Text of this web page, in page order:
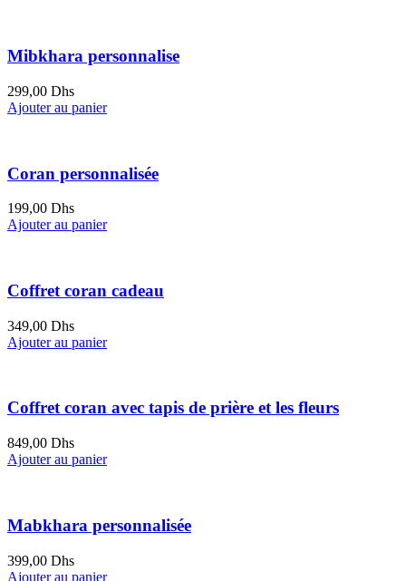
Mibkhara personnalise
299,00 Dhs
Ajouter au panier
Coran personnalisée
199,00 Dhs
Ajouter au panier
Coffret coran cadeau
349,00 Dhs
Ajouter au panier
Coffret coran avec tapis de prière et les fleurs
849,00 Dhs
Ajouter au panier
Mabkhara personnalisée
399,00 Dhs
Ajouter au panier